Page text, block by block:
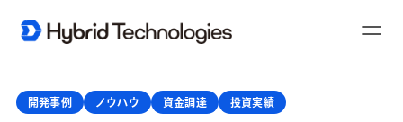
開発事例 ノウハウ 資金調達 投資実績